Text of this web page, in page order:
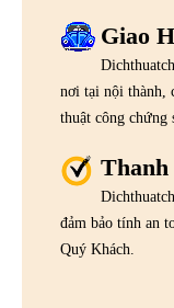
Giao
nơi tại nội thành,
thuật công chứng
Thanh
đảm bảo tính an
Quý Khách.